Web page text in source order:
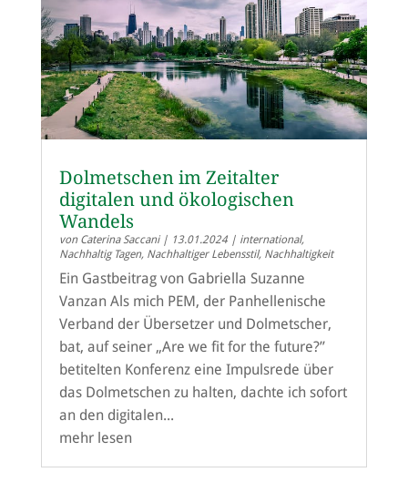
Dolmetschen im Zeitalter
digitalen und ökologischen
Wandels
von Caterina Saccani| 13.01.2024| international,
Nachhaltig Tagen, Nachhaltiger Lebensstil, Nachhaltigkeit
Ein Gastbeitrag von Gabriella Suzanne
Vanzan Als mich PEM, der Panhellenische
Verband der Übersetzer und Dolmetscher,
bat, auf seiner „Are we fit for the future?”
betitelten Konferenz eine Impulsrede über
das Dolmetschen zu halten, dachte ich sofort
an den digitalen...
mehr lesen